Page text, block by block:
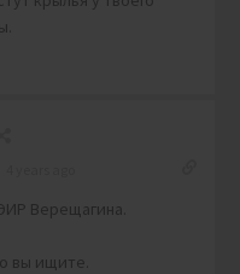
Верещагина.
вы ищите.